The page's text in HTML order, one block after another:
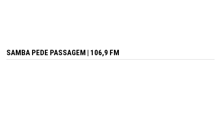
SAMBA PEDE PASSAGEM | 106,9 FM